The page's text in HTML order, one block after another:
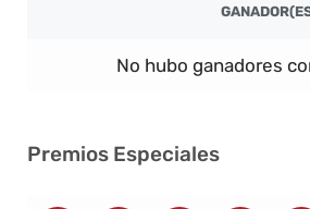
No hubo ganadores
Premios Especiales